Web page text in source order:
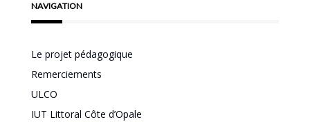
NAVIGATION
Le projet pédagogique
Remerciements
ULCO
IUT Littoral Côte d’Opale